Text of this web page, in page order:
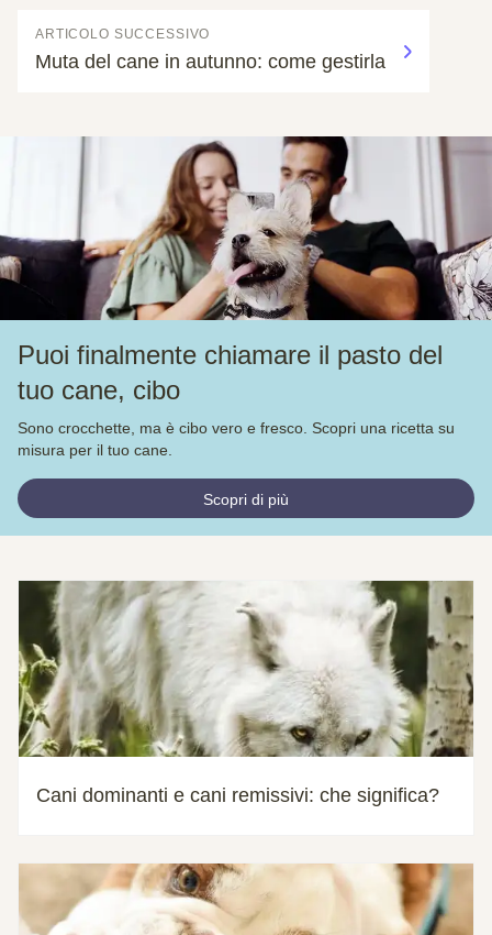
ARTICOLO SUCCESSIVO
Muta del cane in autunno: come gestirla
Puoi finalmente chiamare il pasto del
tuo cane, cibo
Sono crocchette, ma è cibo vero e fresco. Scopri una ricetta su
misura per il tuo cane.
Scopri di più
Cani dominanti e cani remissivi: che significa?